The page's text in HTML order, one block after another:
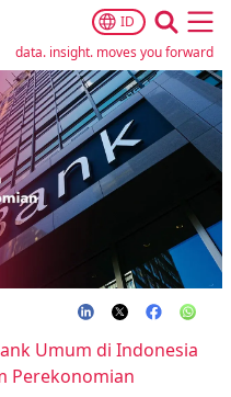
ID
data. insight. moves you forward
Umum di Indonesia
Perekonomian